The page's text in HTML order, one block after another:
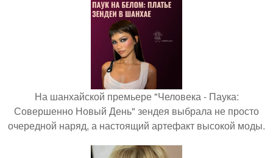
На шанхайской премьере "Человека - Паука:
Совершенно Новый День" зендея выбрала не просто
очередной наряд, а настоящий артефакт высокой моды.